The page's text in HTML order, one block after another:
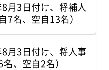
月3日付け、将補人
7名、空自13名）
月3日付け、将人事
、空自2名）